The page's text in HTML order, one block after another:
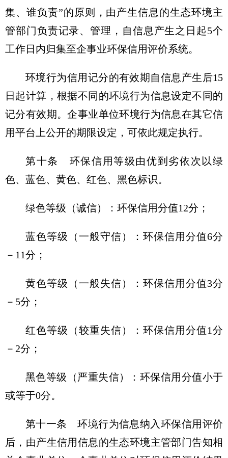
集、谁负责”的原则，由产生信息的生态环境主
管部门负责记录、管理，自信息产生之日起5个
工作日内归集至企事业环保信用评价系统。
环境行为信用记分的有效期自信息产生后15
日起计算，根据不同的环境行为信息设定不同的
记分有效期。企事业单位环境行为信息在其它信
用平台上公开的期限设定，可依此规定执行。
第十条 环保信用等级由优到劣依次以绿
色、蓝色、黄色、红色、黑色标识。
绿色等级（诚信）：环保信用分值12分；
蓝色等级（一般守信）：环保信用分值6分
－11分；
黄色等级（一般失信）：环保信用分值3分
－5分；
红色等级（较重失信）：环保信用分值1分
－2分；
黑色等级（严重失信）：环保信用分值小于
或等于0分。
第十一条 环境行为信息纳入环保信用评价
后，由产生信用信息的生态环境主管部门告知相